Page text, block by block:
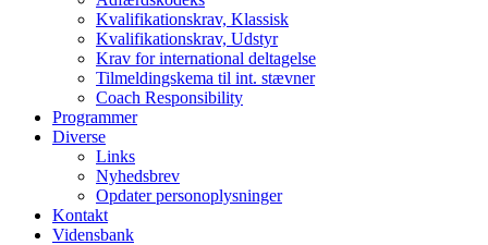
Kvalifikationskrav, Klassisk
Kvalifikationskrav, Udstyr
Krav for international deltagelse
Tilmeldingskema til int. stævner
Coach Responsibility
Programmer
Diverse
Links
Nyhedsbrev
Opdater personoplysninger
Kontakt
Vidensbank